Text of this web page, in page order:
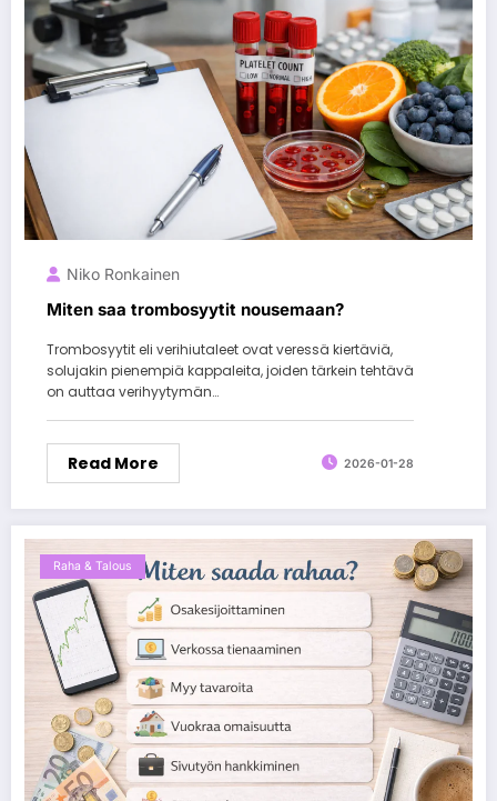
Niko Ronkainen
Miten saa trombosyytit nousemaan?
Trombosyytit eli verihiutaleet ovat veressä kiertäviä,
solujakin pienempiä kappaleita, joiden tärkein tehtävä
on auttaa verihyytymän…
Read More 2026-01-28
Raha & Talous